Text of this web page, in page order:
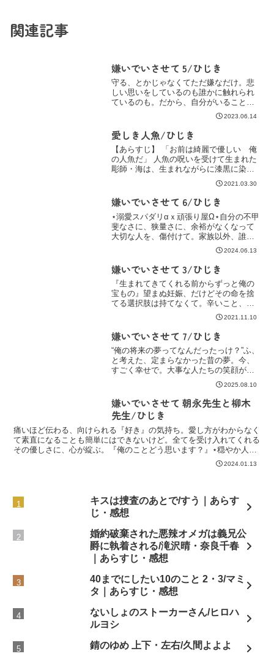
関連記事
嫌いでいさせて 5/ひじき
守る、とかじゃなくてただ嫌なだけ。悲
しい思いをしているのも誰かに触れられ
ているのも。だから、自分がいることで
安心させられるのなら、って。『ダイキ
に笑っててほしいだけ』“友達”以上の感
情、それがきっと『好き』の気持ち。あ
らすじ「ママ、発情期っ...
2023.06.14
愛しき人魚/ひじき
【あらすじ】 「お前は綺麗で優しい 俺
の人魚だ」 人魚の呪いを受けて生まれた
彫師・海は、生まれながらに漆黒に染ま
る右目を持ち、醜い痣が右半身を覆って
いた。 親からも忌み嫌われた痣を隠すよ
うに見事な入れ墨を入れ、世を忍びなが
ら生きる海だったが...
2021.03.30
嫌いでいさせて 6/ひじき
⋆溺愛スパダリαｘ頑張り屋Ω⋆自分の不甲
斐なさに、狭量さに、余裕がなくなって
大切な人を、傷付けて。家族以外、誰も
信用できないけどその努力を知っている
から。『雫斗さんが信じてる人を俺も信
じる』/湊くんのイヤイヤ期から始まり、
雫斗くんの...
2024.06.13
嫌いでいさせて 3/ひじき
『生まれてきてくれる前からずっと俺の
宝もの』望まぬ妊娠、だけどその命を捨
てる選択肢は持てなくて。辛いこと、悲
しいこと、たくさんあったけど、いつだ
ってその存在に救われてきた。例えどの
第二次性でも、何も変わらない大事
な、。仲良し家族の絆が更に深...
2021.11.10
嫌いでいさせて 7/ひじき
“俺の将来の夢ってなんだったっけ？”ふ、
と考えた、定まらなかった昔の夢。今、
すごく幸せで。大事な人たちの笑顔が嬉
しくて。心に浮かんだ、“やりたいこと”。
『雫斗さんのしたいことしてほしい』⋆溺
愛スパダリαｘ頑張り屋Ω⋆あらすじ「ご
めん雫斗さん...
2025.08.10
嫌いでいさせて 朝永先生と柳木
先生/ひじき
痛いほど伝わる、向けられる『好き』の気持ち。愛し方がわからなく
て素直になることも簡単にはできないけど。全てを受け入れてくれる
その優しさに、心が綻ぶ。『俺のことどう思います？』⋆穏やか人気
者αｘ強面臆病Ω⋆溢れる愛しさに、零れた『大好き』。あ...2024.01.13
キスは捜査のあとで/すう｜あらす
じ・感想
婚約破棄された悪辣オメガは義兄公
爵に執着される/滝沢晴・奈良千春
｜あらすじ・感想
40までにしたい10のこと 2・3/マミ
タ｜あらすじ・感想
ないしょのストーカーさん/ヒロハ
ルヨシ
錆のゆめ 上下・左右/久間よよよ